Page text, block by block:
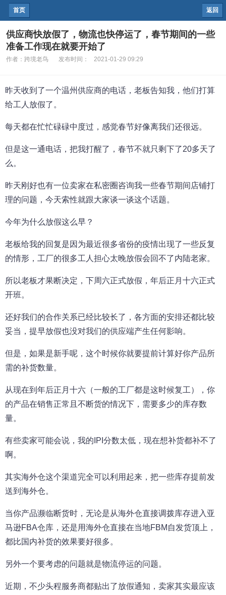
首页 返回
供应商快放假了，物流也快停运了，春节期间的一些
准备工作现在就要开始了
作者： 跨境老鸟 发布时间： 2021-01-29 09:29
昨天收到了一个温州供应商的电话，老板告知我，他们打算
给工人放假了。
每天都在忙忙碌碌中度过，感觉春节好像离我们还很远。
但是这一通电话，把我打醒了，春节不就只剩下了20多天了
么。
昨天刚好也有一位卖家在私密圈咨询我一些春节期间店铺打
理的问题，今天索性就跟大家谈一谈这个话题。
今年为什么放假这么早？
老板给我的回复是因为最近很多省份的疫情出现了一些反复
的情形，工厂的很多工人担心太晚放假会回不了内陆老家。
所以老板才果断决定，下周六正式放假，年后正月十六正式
开班。
还好我们的合作关系已经比较长了，各方面的安排还都比较
妥当，提早放假也没对我们的供应端产生任何影响。
但是，如果是新手呢，这个时候你就要提前计算好你产品所
需的补货数量。
从现在到年后正月十六（一般的工厂都是这时候复工），你
的产品在销售正常且不断货的情况下，需要多少的库存数
量。
有些卖家可能会说，我的IPI分数太低，现在想补货都补不了
啊。
其实海外仓这个渠道完全可以利用起来，把一些库存提前发
送到海外仓。
当你产品濒临断货时，无论是从海外仓直接调拨库存进入亚
马逊FBA仓库，还是用海外仓直接在当地FBM自发货顶上，
都比国内补货的效果要好很多。
另外一个要考虑的问题就是物流停运的问题。
近期，不少头程服务商都贴出了放假通知，卖家其实最应该